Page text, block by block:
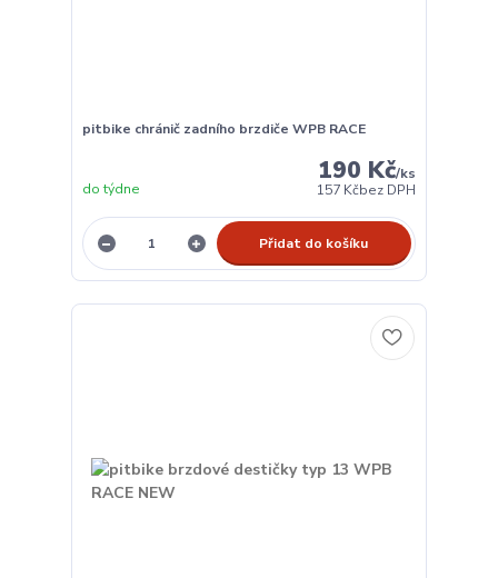
pitbike chránič zadního brzdiče WPB RACE
190 Kč/ks
157 Kčbez DPH
do týdne
Přidat do košíku